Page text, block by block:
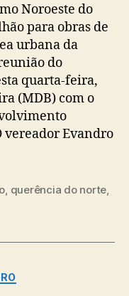
Noroeste do
para obras de
urbana da
do
quarta-feira,
(MDB) com o
vereador Evandro
, querência do norte,